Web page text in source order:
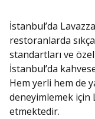
İstanbul’da
restoranlarda
standartları ve
İstanbul’da
Hem yerli hem de
deneyimlemek için
etmektedir.